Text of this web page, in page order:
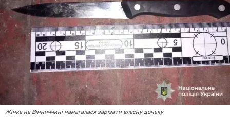
Жінка на Вінниччині намагалася зарізати власну доньку